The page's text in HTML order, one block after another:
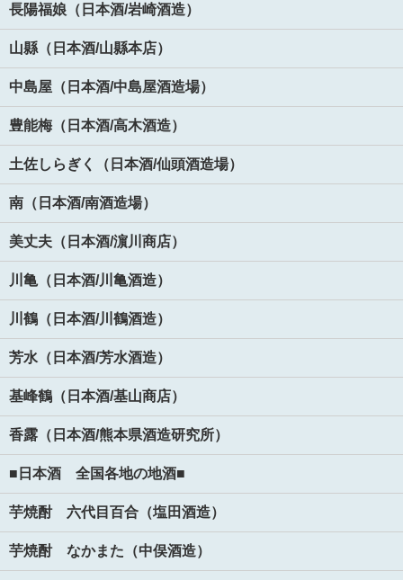
長陽福娘（日本酒/岩崎酒造）
山縣（日本酒/山縣本店）
中島屋（日本酒/中島屋酒造場）
豊能梅（日本酒/高木酒造）
土佐しらぎく（日本酒/仙頭酒造場）
南（日本酒/南酒造場）
美丈夫（日本酒/濵川商店）
川亀（日本酒/川亀酒造）
川鶴（日本酒/川鶴酒造）
芳水（日本酒/芳水酒造）
基峰鶴（日本酒/基山商店）
香露（日本酒/熊本県酒造研究所）
■日本酒 全国各地の地酒■
芋焼酎 六代目百合（塩田酒造）
芋焼酎 なかまた（中俣酒造）